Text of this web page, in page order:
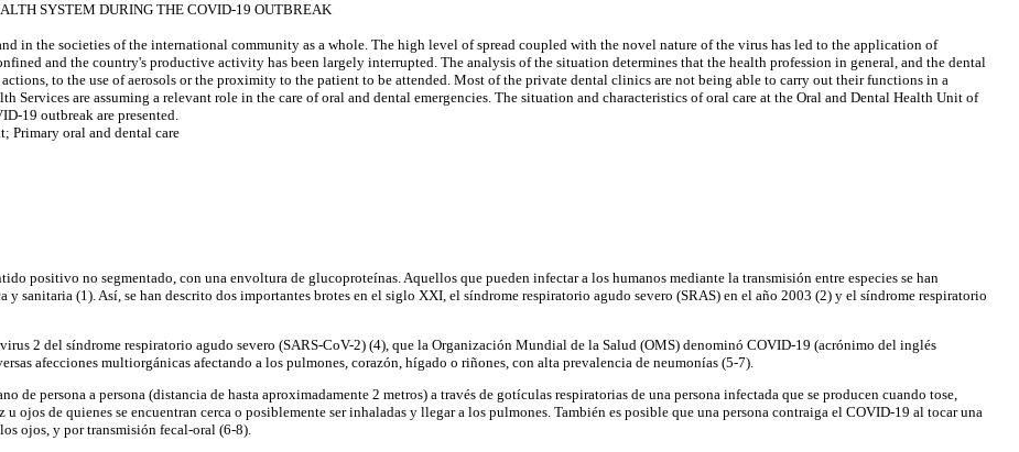
SYSTEM DURING THE COVID-19 OUTBREAK
in the societies of the international community as a whole. The high level of spread coupled with the novel nature of the virus has led to the application of
and the country's productive activity has been largely interrupted. The analysis of the situation determines that the health profession in general, and the dental
to the use of aerosols or the proximity to the patient to be attended. Most of the private dental clinics are not being able to carry out their functions in a
Services are assuming a relevant role in the care of oral and dental emergencies. The situation and characteristics of oral care at the Oral and Dental Health Unit of
19 outbreak are presented.
Primary oral and dental care
positivo no segmentado, con una envoltura de glucoproteínas. Aquellos que pueden infectar a los humanos mediante la transmisión entre especies se han
sanitaria (1). Así, se han descrito dos importantes brotes en el siglo XXI, el síndrome respiratorio agudo severo (SRAS) en el año 2003 (2) y el síndrome respiratorio
2 del síndrome respiratorio agudo severo (SARS-CoV-2) (4), que la Organización Mundial de la Salud (OMS) denominó COVID-19 (acrónimo del inglés
afecciones multiorgánicas afectando a los pulmones, corazón, hígado o riñones, con alta prevalencia de neumonías (5-7).
de persona a persona (distancia de hasta aproximadamente 2 metros) a través de gotículas respiratorias de una persona infectada que se producen cuando tose,
ojos de quienes se encuentran cerca o posiblemente ser inhaladas y llegar a los pulmones. También es posible que una persona contraiga el COVID-19 al tocar una
ojos, y por transmisión fecal-oral (6-8).